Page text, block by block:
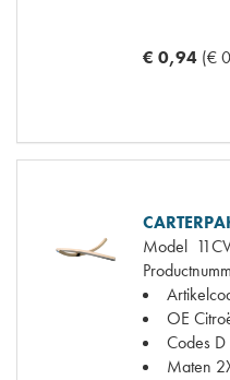
€ 0,94 (€
Model
OE
Codes
Maten